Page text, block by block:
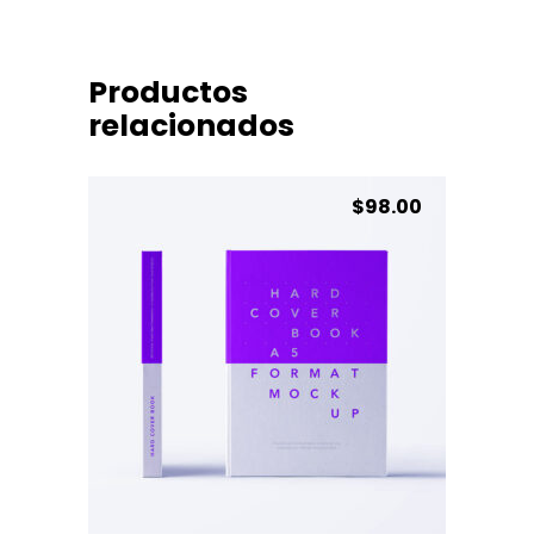
Productos
relacionados
$98.00
AÑADIR AL CARRITO